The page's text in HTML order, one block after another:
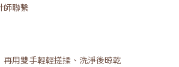
師聯繫
再用雙手輕輕搓揉、洗淨後晾乾